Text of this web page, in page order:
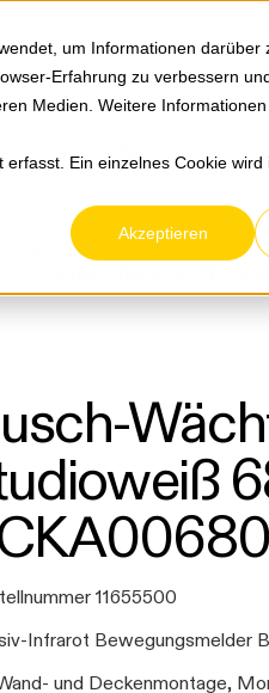
um Informationen darüber
Erfahrung zu verbessern
Medien. Weitere
Ein einzelnes Cookie
Akzeptieren
Karriere
HF-Melder
AP-
11655500
Infrarot Bewegungsmelder
und Deckenmontage,